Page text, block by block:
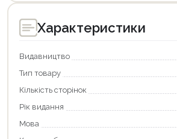
Характеристики
Видавництво
Тип товару
Кількість сторінок
Рік видання
Мова